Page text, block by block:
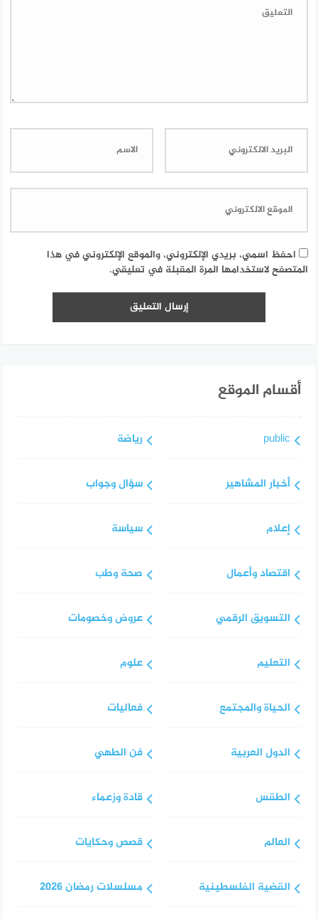
احفظ اسمي، بريدي الإلكتروني، والموقع الإلكتروني في هذا
المتصفح لاستخدامها المرة المقبلة في تعليقي.
أقسام الموقع
public
أخبار المشاهير
إعلام
اقتصاد وأعمال
التسويق الرقمي
التعليم
الحياة والمجتمع
الدول العربية
الطقس
العالم
القضية الفلسطينية
رياضة
سؤال وجواب
سياسة
صحة وطب
عروض وخصومات
علوم
فعاليات
فن الطهي
قادة وزعماء
قصص وحكايات
مسلسلات رمضان 2026